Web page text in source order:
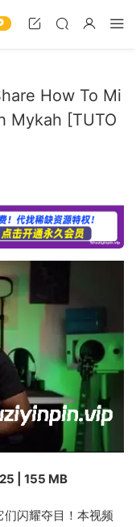
How To Mi
Mykah [TUTO
| 155 MB
闪耀夺目！本视频